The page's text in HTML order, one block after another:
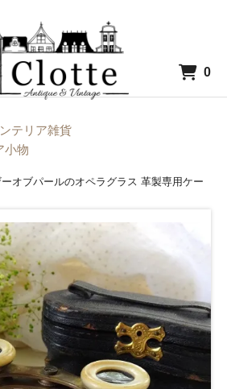
0
テリア雑貨
小物
オブパールのオペラグラス 革製専用ケー